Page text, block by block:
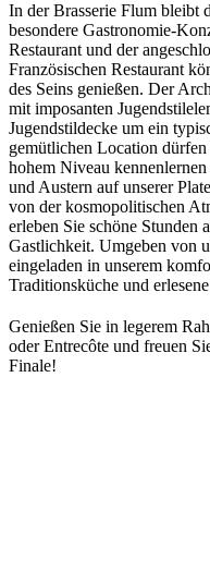
In der Brasserie Flum bleibt
besondere Gastronomie-
Restaurant und der
Französischen Restaurant
des Seins genießen. Der
mit imposanten
Jugendstildecke um ein
gemütlichen Location
hohem Niveau
und Austern auf unserer
von der kosmopolitischen
erleben Sie schöne Stunden
Gastlichkeit. Umgeben von
eingeladen in unserem
Traditionsküche und
Genießen Sie in legerem
oder Entrecôte und freuen
Finale!